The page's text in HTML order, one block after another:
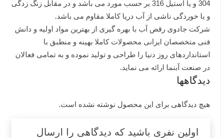
304 و یا استیل 316 بر حسب مورد می باشد و در مقابل زنگ زدگی
و یا خوردگی ناشی از آب دریا کاملا مقاوم می باشد.
شرکت جادوی رقص آب با بهره گیری از بهترین مواد اولیه و دانش
فنی متخصصان ایرانی محصولات کاملا بهینه و منطبق با
استانداردهای روز دنیا را طراحی و تولید نموده و به تمامی فعالان
در صنعت آبنما ارائه می نماید.
دیدگاهها
هیچ دیدگاهی برای این محصول نوشته نشده است.
اولین نفری باشید که دیدگاهی را ارسال